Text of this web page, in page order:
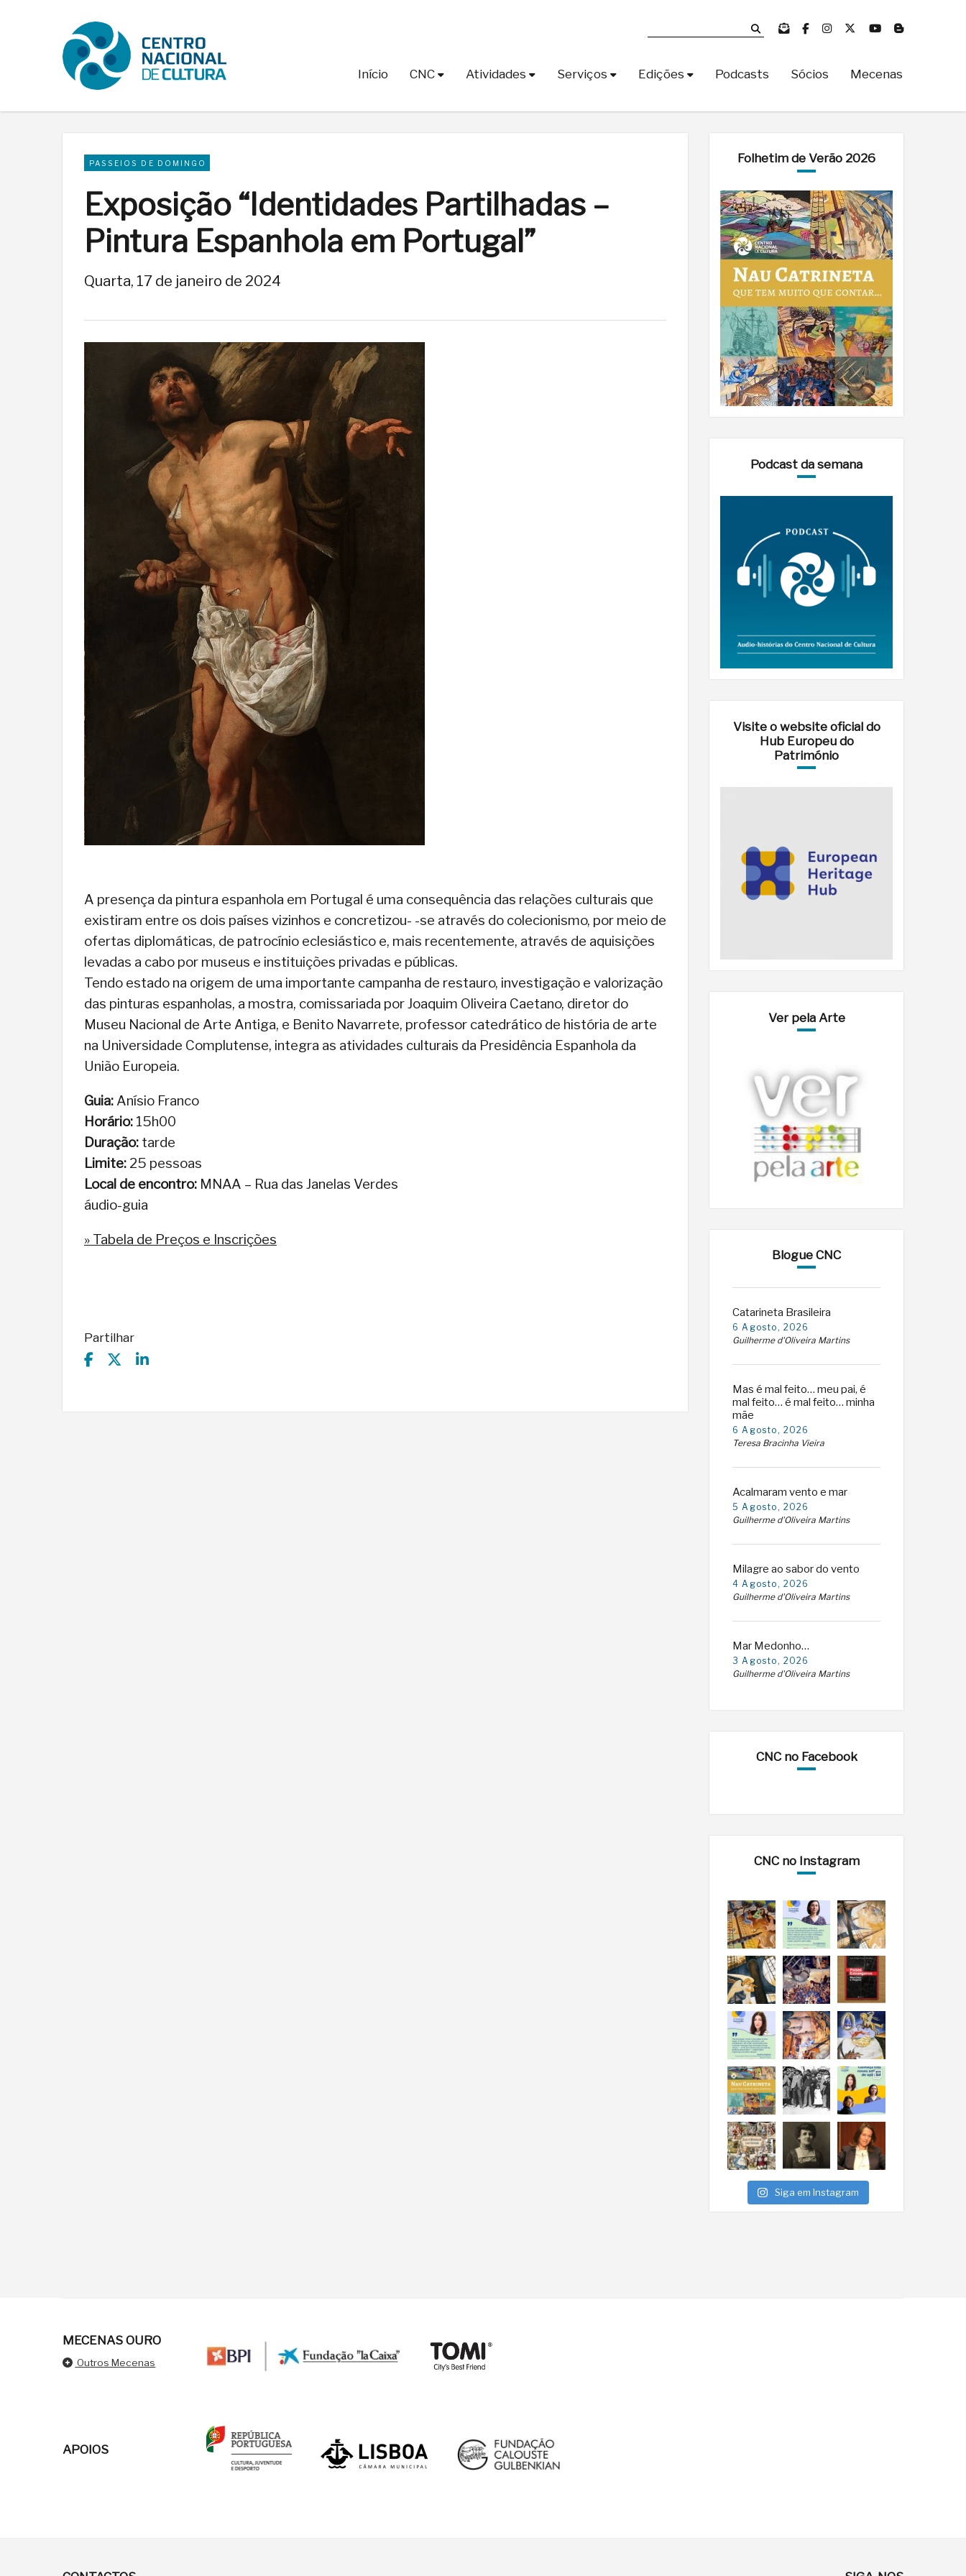
Início CNC Atividades Serviços Edições Podcasts Sócios Mecenas
PASSEIOS DE DOMINGO
Exposição “Identidades Partilhadas –
Pintura Espanhola em Portugal”
Quarta, 17 de janeiro de 2024
A presença da pintura espanhola em Portugal é uma consequência das relações culturais que
existiram entre os dois países vizinhos e concretizou- -se através do colecionismo, por meio de
ofertas diplomáticas, de patrocínio eclesiástico e, mais recentemente, através de aquisições
levadas a cabo por museus e instituições privadas e públicas.
Tendo estado na origem de uma importante campanha de restauro, investigação e valorização
das pinturas espanholas, a mostra, comissariada por Joaquim Oliveira Caetano, diretor do
Museu Nacional de Arte Antiga, e Benito Navarrete, professor catedrático de história de arte
na Universidade Complutense, integra as atividades culturais da Presidência Espanhola da
União Europeia.
Guia: Anísio Franco
Horário: 15h00
Duração: tarde
Limite: 25 pessoas
Local de encontro: MNAA – Rua das Janelas Verdes
áudio-guia
» Tabela de Preços e Inscrições
Partilhar
Folhetim de Verão 2026
Podcast da semana
Visite o website oficial do
Hub Europeu do
Património
Ver pela Arte
Blogue CNC
Catarineta Brasileira
6 Agosto, 2026
Guilherme d'Oliveira Martins
Mas é mal feito… meu pai, é
mal feito… é mal feito… minha
mãe
6 Agosto, 2026
Teresa Bracinha Vieira
Acalmaram vento e mar
5 Agosto, 2026
Guilherme d'Oliveira Martins
Milagre ao sabor do vento
4 Agosto, 2026
Guilherme d'Oliveira Martins
Mar Medonho…
3 Agosto, 2026
Guilherme d'Oliveira Martins
CNC no Facebook
CNC no Instagram
Siga em Instagram
MECENAS OURO
Outros Mecenas
APOIOS